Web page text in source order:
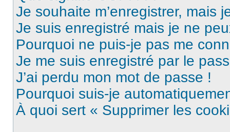
Je souhaite m’enregistrer, mais
Je suis enregistré mais je ne
Pourquoi ne puis-je pas me
Je me suis enregistré par le
J’ai perdu mon mot de passe !
Pourquoi suis-je
À quoi sert « Supprimer les